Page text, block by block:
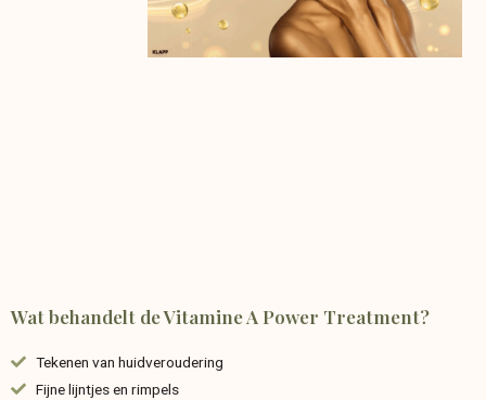
Wat behandelt de Vitamine A Power Treatment?
Tekenen van huidveroudering
Fijne lijntjes en rimpels